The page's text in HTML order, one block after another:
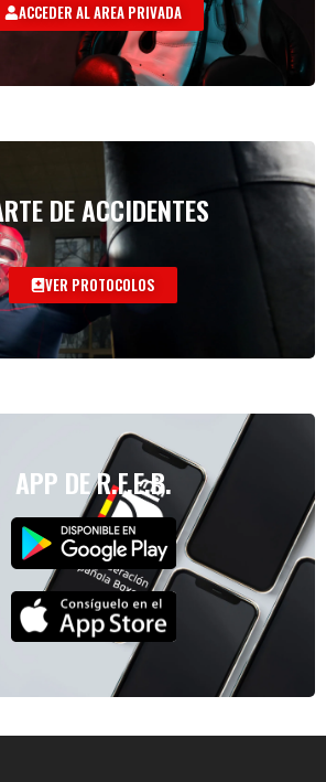
ACCEDER AL AREA PRIVADA
DE ACCIDENTES
VER PROTOCOLOS
APP DE R.F.E.B.